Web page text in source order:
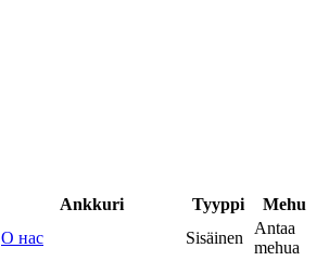
Ankkuri Tyyppi
Mehu
О нас
Sisäinen
Antaa
mehua